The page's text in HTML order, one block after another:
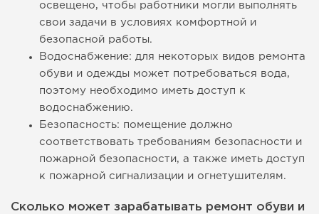
освещено, чтобы работники могли выполнять
свои задачи в условиях комфортной и
безопасной работы.
Водоснабжение: для некоторых видов ремонта
обуви и одежды может потребоваться вода,
поэтому необходимо иметь доступ к
водоснабжению.
Безопасность: помещение должно
соответствовать требованиям безопасности и
пожарной безопасности, а также иметь доступ
к пожарной сигнализации и огнетушителям.
Сколько может зарабатывать ремонт обуви и